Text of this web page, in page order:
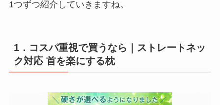
1つずつ紹介していきますね。
1．コスパ重視で買うなら｜ストレートネッ
ク対応 首を楽にする枕